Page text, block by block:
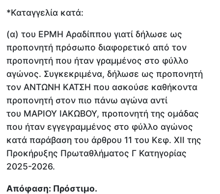
*Καταγγελία κατά:
(α) του ΕΡΜΗ Αραδίππου γιατί δήλωσε ως
προπονητή πρόσωπο διαφορετικό από τον
προπονητή που ήταν γραμμένος στο φύλλο
αγώνος. Συγκεκριμένα, δήλωσε ως προπονητή
τον ΑΝΤΩΝΗ ΚΑΤΣΗ που ασκούσε καθήκοντα
προπονητή στον πιο πάνω αγώνα αντί
του ΜΑΡΙΟΥ ΙΑΚΩΒΟΥ, προπονητή της ομάδας
που ήταν εγγεγραμμένος στο φύλλο αγώνος
κατά παράβαση του άρθρου 11 του Κεφ. ΧΙΙ της
Προκήρυξης Πρωταθλήματος Γ Κατηγορίας
2025-2026.
Απόφαση: Πρόστιμο.